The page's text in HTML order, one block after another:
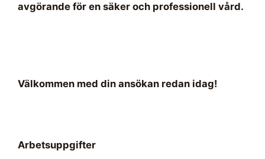
avgörande för en säker och professionell vård.
Välkommen med din ansökan redan idag!
Arbetsuppgifter